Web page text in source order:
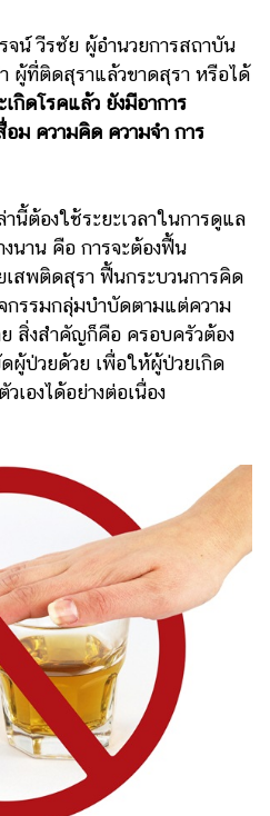
วีรชัย ผู้อำนวยการสถาบัน
ผู้ที่ติดสุราแล้วขาดสุรา หรือได้
เกิดโรคแล้ว ยังมีอาการ
ม ความคิด ความจำ การ
องใช้ระยะเวลาในการดูแล
นาน คือ การจะต้องฟื้น
เสพติดสุรา ฟื้นกระบวนการคิด
กรรมกลุ่มบำบัดตามแต่ความ
สิ่งสำคัญก็คือ ครอบครัวต้อง
ผู้ป่วยด้วย เพื่อให้ผู้ป่วยเกิด
เองได้อย่างต่อเนื่อง